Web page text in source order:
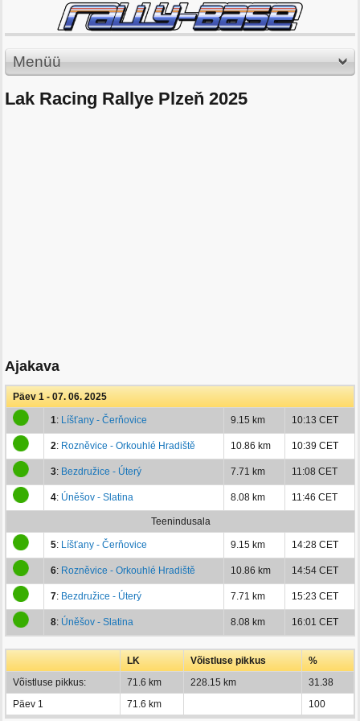
Menüü
Lak Racing Rallye Plzeň 2025
Ajakava
Päev 1 - 07. 06. 2025
1: Líšťany - Čerňovice 9.15 km 10:13 CET
2: Rozněvice - Orkouhlé Hradiště 10.86 km 10:39 CET
3: Bezdružice - Úterý 7.71 km 11:08 CET
4: Úněšov - Slatina 8.08 km 11:46 CET
Teenindusala
5: Líšťany - Čerňovice 9.15 km 14:28 CET
6: Rozněvice - Orkouhlé Hradiště 10.86 km 14:54 CET
7: Bezdružice - Úterý 7.71 km 15:23 CET
8: Úněšov - Slatina 8.08 km 16:01 CET
LK Võistluse pikkus
%
Võistluse pikkus:
71.6 km 228.15 km
31.38
Päev 1
71.6 km 100